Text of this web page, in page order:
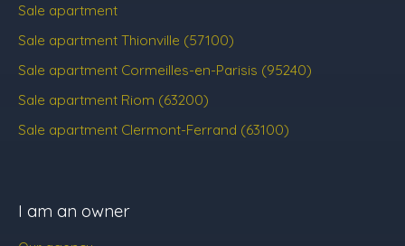
Sale apartment
Sale apartment Thionville (57100)
Sale apartment Cormeilles-en-Parisis (95240)
Sale apartment Riom (63200)
Sale apartment Clermont-Ferrand (63100)
I am an owner